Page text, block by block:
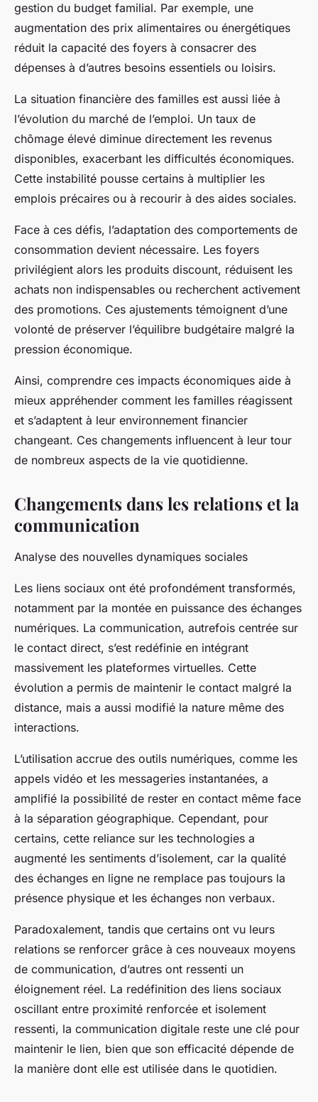
gestion du budget familial. Par exemple, une
augmentation des prix alimentaires ou énergétiques
réduit la capacité des foyers à consacrer des
dépenses à d’autres besoins essentiels ou loisirs.
La situation financière des familles est aussi liée à
l’évolution du marché de l’emploi. Un taux de
chômage élevé diminue directement les revenus
disponibles, exacerbant les difficultés économiques.
Cette instabilité pousse certains à multiplier les
emplois précaires ou à recourir à des aides sociales.
Face à ces défis, l’adaptation des comportements de
consommation devient nécessaire. Les foyers
privilégient alors les produits discount, réduisent les
achats non indispensables ou recherchent activement
des promotions. Ces ajustements témoignent d’une
volonté de préserver l’équilibre budgétaire malgré la
pression économique.
Ainsi, comprendre ces impacts économiques aide à
mieux appréhender comment les familles réagissent
et s’adaptent à leur environnement financier
changeant. Ces changements influencent à leur tour
de nombreux aspects de la vie quotidienne.
Changements dans les relations et la
communication
Analyse des nouvelles dynamiques sociales
Les liens sociaux ont été profondément transformés,
notamment par la montée en puissance des échanges
numériques. La communication, autrefois centrée sur
le contact direct, s’est redéfinie en intégrant
massivement les plateformes virtuelles. Cette
évolution a permis de maintenir le contact malgré la
distance, mais a aussi modifié la nature même des
interactions.
L’utilisation accrue des outils numériques, comme les
appels vidéo et les messageries instantanées, a
amplifié la possibilité de rester en contact même face
à la séparation géographique. Cependant, pour
certains, cette reliance sur les technologies a
augmenté les sentiments d’isolement, car la qualité
des échanges en ligne ne remplace pas toujours la
présence physique et les échanges non verbaux.
Paradoxalement, tandis que certains ont vu leurs
relations se renforcer grâce à ces nouveaux moyens
de communication, d’autres ont ressenti un
éloignement réel. La redéfinition des liens sociaux
oscillant entre proximité renforcée et isolement
ressenti, la communication digitale reste une clé pour
maintenir le lien, bien que son efficacité dépende de
la manière dont elle est utilisée dans le quotidien.